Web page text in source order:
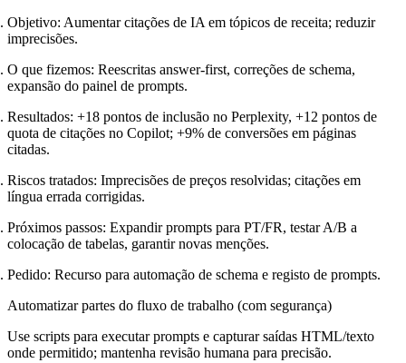
Objetivo: Aumentar citações de IA em tópicos de receita; reduzir
imprecisões.
O que fizemos: Reescritas answer-first, correções de schema,
expansão do painel de prompts.
Resultados: +18 pontos de inclusão no Perplexity, +12 pontos de
quota de citações no Copilot; +9% de conversões em páginas
citadas.
Riscos tratados: Imprecisões de preços resolvidas; citações em
língua errada corrigidas.
Próximos passos: Expandir prompts para PT/FR, testar A/B a
colocação de tabelas, garantir novas menções.
Pedido: Recurso para automação de schema e registo de prompts.
Automatizar partes do fluxo de trabalho (com segurança)
Use scripts para executar prompts e capturar saídas HTML/texto
onde permitido; mantenha revisão humana para precisão.